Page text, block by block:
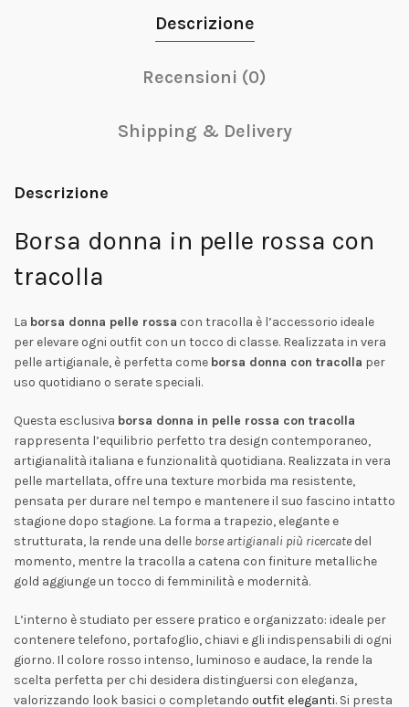
Descrizione
Recensioni (0)
Shipping & Delivery
Descrizione
Borsa donna in pelle rossa con
tracolla
La borsa donna pelle rossa con tracolla è l’accessorio ideale
per elevare ogni outfit con un tocco di classe. Realizzata in vera
pelle artigianale, è perfetta come borsa donna con tracolla per
uso quotidiano o serate speciali.
Questa esclusiva borsa donna in pelle rossa con tracolla
rappresenta l’equilibrio perfetto tra design contemporaneo,
artigianalità italiana e funzionalità quotidiana. Realizzata in vera
pelle martellata, offre una texture morbida ma resistente,
pensata per durare nel tempo e mantenere il suo fascino intatto
stagione dopo stagione. La forma a trapezio, elegante e
strutturata, la rende una delle borse artigianali più ricercate del
momento, mentre la tracolla a catena con finiture metalliche
gold aggiunge un tocco di femminilità e modernità.
L’interno è studiato per essere pratico e organizzato: ideale per
contenere telefono, portafoglio, chiavi e gli indispensabili di ogni
giorno. Il colore rosso intenso, luminoso e audace, la rende la
scelta perfetta per chi desidera distinguersi con eleganza,
valorizzando look basici o completando outfit eleganti. Si presta